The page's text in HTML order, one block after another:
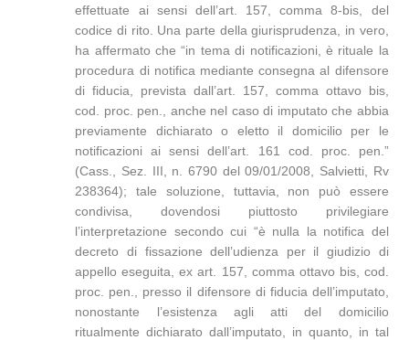
effettuate ai sensi dell’art. 157, comma 8-bis, del
codice di rito. Una parte della giurisprudenza, in vero,
ha affermato che “in tema di notificazioni, è rituale la
procedura di notifica mediante consegna al difensore
di fiducia, prevista dall’art. 157, comma ottavo bis,
cod. proc. pen., anche nel caso di imputato che abbia
previamente dichiarato o eletto il domicilio per le
notificazioni ai sensi dell’art. 161 cod. proc. pen.”
(Cass., Sez. III, n. 6790 del 09/01/2008, Salvietti, Rv
238364); tale soluzione, tuttavia, non può essere
condivisa, dovendosi piuttosto privilegiare
l’interpretazione secondo cui “è nulla la notifica del
decreto di fissazione dell’udienza per il giudizio di
appello eseguita, ex art. 157, comma ottavo bis, cod.
proc. pen., presso il difensore di fiducia dell’imputato,
nonostante l’esistenza agli atti del domicilio
ritualmente dichiarato dall’imputato, in quanto, in tal